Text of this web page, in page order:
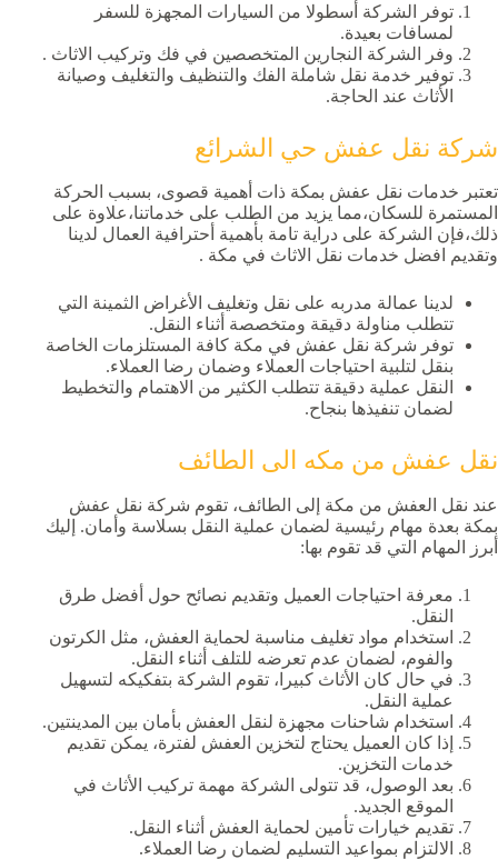
توفر الشركة أسطولا من السيارات المجهزة للسفر
لمسافات بعيدة.
وفر الشركة النجارين المتخصصين في فك وتركيب الاثاث .
توفير خدمة نقل شاملة الفك والتنظيف والتغليف وصيانة
الأثاث عند الحاجة.
شركة نقل عفش حي الشرائع
تعتبر خدمات نقل عفش بمكة ذات أهمية قصوى، بسبب الحركة
المستمرة للسكان،مما يزيد من الطلب على خدماتنا،علاوة على
ذلك،فإن الشركة على دراية تامة بأهمية أحترافية العمال لدينا
وتقديم افضل خدمات نقل الاثاث في مكة .
لدينا عمالة مدربه على نقل وتغليف الأغراض الثمينة التي
تتطلب مناولة دقيقة ومتخصصة أثناء النقل.
توفر شركة نقل عفش في مكة كافة المستلزمات الخاصة
بنقل لتلبية احتياجات العملاء وضمان رضا العملاء.
النقل عملية دقيقة تتطلب الكثير من الاهتمام والتخطيط
لضمان تنفيذها بنجاح.
نقل عفش من مكه الى الطائف
عند نقل العفش من مكة إلى الطائف، تقوم شركة نقل عفش
بمكة بعدة مهام رئيسية لضمان عملية النقل بسلاسة وأمان. إليك
أبرز المهام التي قد تقوم بها:
معرفة احتياجات العميل وتقديم نصائح حول أفضل طرق
النقل.
استخدام مواد تغليف مناسبة لحماية العفش، مثل الكرتون
والفوم، لضمان عدم تعرضه للتلف أثناء النقل.
في حال كان الأثاث كبيرا، تقوم الشركة بتفكيكه لتسهيل
عملية النقل.
استخدام شاحنات مجهزة لنقل العفش بأمان بين المدينتين.
إذا كان العميل يحتاج لتخزين العفش لفترة، يمكن تقديم
خدمات التخزين.
بعد الوصول، قد تتولى الشركة مهمة تركيب الأثاث في
الموقع الجديد.
تقديم خيارات تأمين لحماية العفش أثناء النقل.
الالتزام بمواعيد التسليم لضمان رضا العملاء.